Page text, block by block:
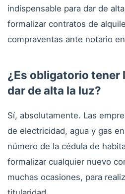
indispensable para dar de
formalizar contratos de
compraventas ante notario
¿Es obligatorio tener
dar de alta la luz?
Sí, absolutamente. Las
de electricidad, agua y gas
número de la cédula de
formalizar cualquier nuevo
muchas ocasiones, para